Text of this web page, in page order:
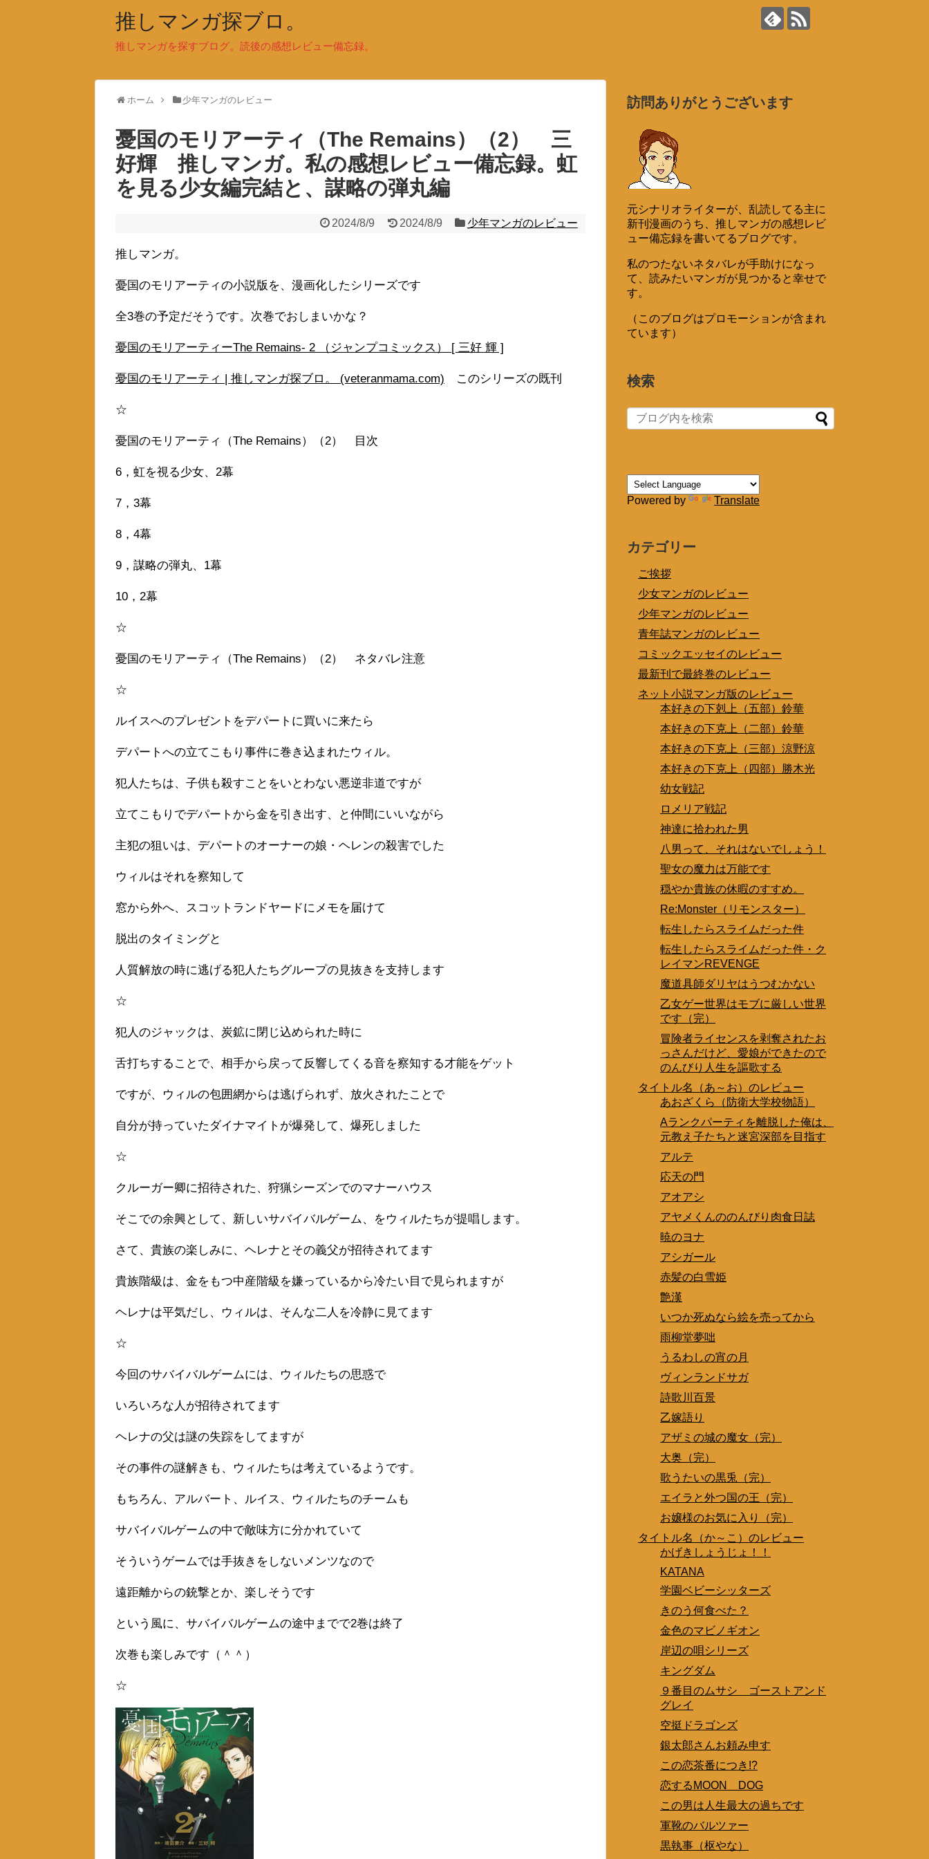
推しマンガ探ブロ。
推しマンガを探すブログ。読後の感想レビュー備忘録。
ホーム 少年マンガのレビュー
憂国のモリアーティ（The Remains）（2） 三
好輝 推しマンガ。私の感想レビュー備忘録。虹
を見る少女編完結と、謀略の弾丸編
2024/8/9 2024/8/9 少年マンガのレビュー
推しマンガ。
憂国のモリアーティの小説版を、漫画化したシリーズです
全3巻の予定だそうです。次巻でおしまいかな？
憂国のモリアーティーThe Remains- 2 （ジャンプコミックス） [ 三好 輝 ]
憂国のモリアーティ | 推しマンガ探ブロ。 (veteranmama.com) このシリーズの既刊
☆
憂国のモリアーティ（The Remains）（2） 目次
6，虹を視る少女、2幕
7，3幕
8，4幕
9，謀略の弾丸、1幕
10，2幕
☆
憂国のモリアーティ（The Remains）（2） ネタバレ注意
☆
ルイスへのプレゼントをデパートに買いに来たら
デパートへの立てこもり事件に巻き込まれたウィル。
犯人たちは、子供も殺すことをいとわない悪逆非道ですが
立てこもりでデパートから金を引き出す、と仲間にいいながら
主犯の狙いは、デパートのオーナーの娘・ヘレンの殺害でした
ウィルはそれを察知して
窓から外へ、スコットランドヤードにメモを届けて
脱出のタイミングと
人質解放の時に逃げる犯人たちグループの見抜きを支持します
☆
犯人のジャックは、炭鉱に閉じ込められた時に
舌打ちすることで、相手から戻って反響してくる音を察知する才能をゲット
ですが、ウィルの包囲網からは逃げられず、放火されたことで
自分が持っていたダイナマイトが爆発して、爆死しました
☆
クルーガー卿に招待された、狩猟シーズンでのマナーハウス
そこでの余興として、新しいサバイバルゲーム、をウィルたちが提唱します。
さて、貴族の楽しみに、ヘレナとその義父が招待されてます
貴族階級は、金をもつ中産階級を嫌っているから冷たい目で見られますが
ヘレナは平気だし、ウィルは、そんな二人を冷静に見てます
☆
今回のサバイバルゲームには、ウィルたちの思惑で
いろいろな人が招待されてます
ヘレナの父は謎の失踪をしてますが
その事件の謎解きも、ウィルたちは考えているようです。
もちろん、アルバート、ルイス、ウィルたちのチームも
サバイバルゲームの中で敵味方に分かれていて
そういうゲームでは手抜きをしないメンツなので
遠距離からの銃撃とか、楽しそうです
という風に、サバイバルゲームの途中までで2巻は終了
次巻も楽しみです（＾＾）
☆
訪問ありがとうございます
元シナリオライターが、乱読してる主に
新刊漫画のうち、推しマンガの感想レビ
ュー備忘録を書いてるブログです。
私のつたないネタバレが手助けになっ
て、読みたいマンガが見つかると幸せで
す。
（このブログはプロモーションが含まれ
ています）
検索
Powered by Translate
カテゴリー
ご挨拶
少女マンガのレビュー
少年マンガのレビュー
青年誌マンガのレビュー
コミックエッセイのレビュー
最新刊で最終巻のレビュー
ネット小説マンガ版のレビュー
本好きの下剋上（五部）鈴華
本好きの下克上（二部）鈴華
本好きの下克上（三部）涼野涼
本好きの下克上（四部）勝木光
幼女戦記
ロメリア戦記
神達に拾われた男
八男って、それはないでしょう！
聖女の魔力は万能です
穏やか貴族の休暇のすすめ。
Re:Monster（リモンスター）
転生したらスライムだった件
転生したらスライムだった件・ク
レイマンREVENGE
魔道具師ダリヤはうつむかない
乙女ゲー世界はモブに厳しい世界
です（完）
冒険者ライセンスを剥奪されたお
っさんだけど、愛娘ができたので
のんびり人生を謳歌する
タイトル名（あ～お）のレビュー
あおざくら（防衛大学校物語）
Aランクパーティを離脱した俺は、
元教え子たちと迷宮深部を目指す
アルテ
応天の門
アオアシ
アヤメくんののんびり肉食日誌
暁のヨナ
アシガール
赤髪の白雪姫
艶漢
いつか死ぬなら絵を売ってから
雨柳堂夢咄
うるわしの宵の月
ヴィンランドサガ
詩歌川百景
乙嫁語り
アザミの城の魔女（完）
大奥（完）
歌うたいの黒兎（完）
エイラと外つ国の王（完）
お嬢様のお気に入り（完）
タイトル名（か～こ）のレビュー
かげきしょうじょ！！
KATANA
学園ベビーシッターズ
きのう何食べた？
金色のマビノギオン
岸辺の唄シリーズ
キングダム
９番目のムサシ ゴーストアンド
グレイ
空挺ドラゴンズ
銀太郎さんお頼み申す
この恋茶番につき!?
恋するMOON DOG
この男は人生最大の過ちです
軍靴のバルツァー
黒執事（枢やな）